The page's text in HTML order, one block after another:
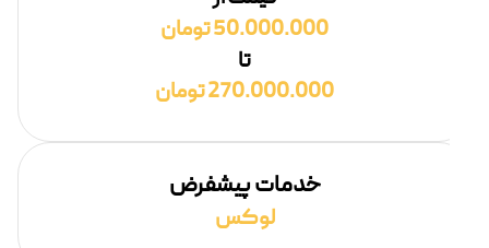
50.000.000 تومان
270.000.000 تومان
خدمات پیشفرض
لوکس